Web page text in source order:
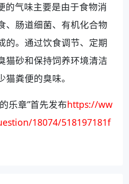
的气味主要是由于食物消
、肠道细菌、有机化合物
的。通过饮食调节、定期
猫砂和保持饲养环境清洁
粪便的臭味。
乐章”首先发布https://ww
18074/518197181f